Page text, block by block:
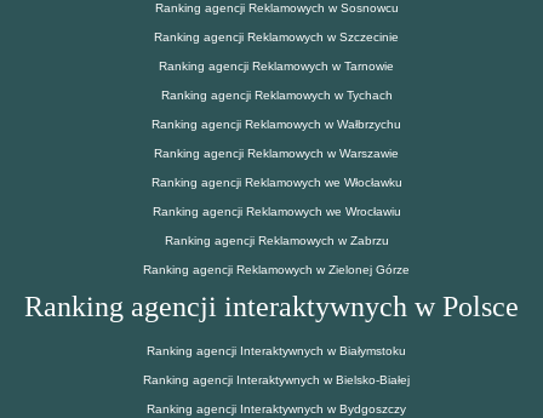
Ranking agencji Reklamowych w Sosnowcu
Ranking agencji Reklamowych w Szczecinie
Ranking agencji Reklamowych w Tarnowie
Ranking agencji Reklamowych w Tychach
Ranking agencji Reklamowych w Wałbrzychu
Ranking agencji Reklamowych w Warszawie
Ranking agencji Reklamowych we Włocławku
Ranking agencji Reklamowych we Wrocławiu
Ranking agencji Reklamowych w Zabrzu
Ranking agencji Reklamowych w Zielonej Górze
Ranking agencji interaktywnych w Polsce
Ranking agencji Interaktywnych w Białymstoku
Ranking agencji Interaktywnych w Bielsko-Białej
Ranking agencji Interaktywnych w Bydgoszczy